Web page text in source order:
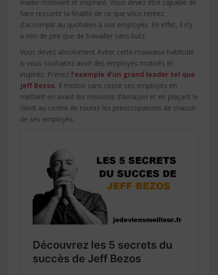
leader motivant et inspirant. Vous devez être capable de
faire ressortir la finalité de ce que vous tentez
d’accomplir au quotidien à vos employés. En effet, il n’y
a rien de pire que de travailler sans buts.
Vous devez absolument éviter cette mauvaise habitude
si vous souhaitez avoir des employés motivés et
inspirés. Prenez l’exemple d’un grand leader tel que
Jeff Bezos. Il motive sans cesse ses employés en
mettant en avant les missions d’Amazon et en plaçant le
client au centre de toutes les préoccupations de chacun
de ses employés.